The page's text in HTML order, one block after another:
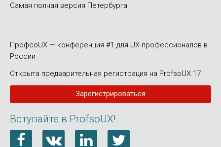
Докладчикам
Контакты
Самая полная версия Петербурга
ПрофсоUX — конференция #1 для UX-профессионалов в
России
Открыта предварительная регистрация на ProfsoUX 17
Зарегистрироваться
Вступайте в ProfsoUX!